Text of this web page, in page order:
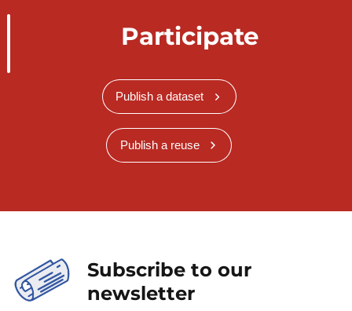
Participate
Publish a dataset
Publish a reuse
Subscribe to our
newsletter